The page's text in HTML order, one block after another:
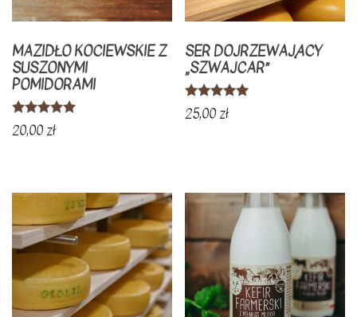
MAZIDŁO KOCIEWSKIE Z
SUSZONYMI
POMIDORAMI
Oceniono
5.00
20,00zł
SER DOJRZEWAJĄCY
„SZWAJCAR”
Oceniono
5.00
25,00zł